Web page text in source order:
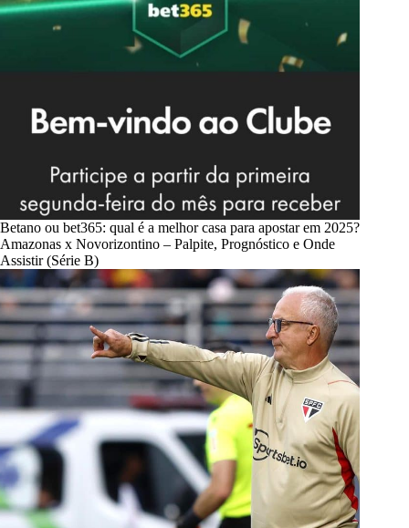
Betano ou bet365: qual é a melhor casa para apostar em 2025?
Amazonas x Novorizontino – Palpite, Prognóstico e Onde
Assistir (Série B)